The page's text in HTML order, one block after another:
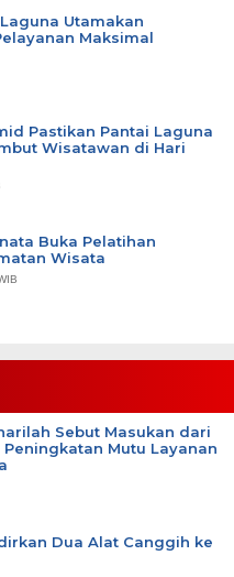
Utamakan
Maksimal
Pastikan Pantai Laguna
Wisatawan di Hari
Buka Pelatihan
Wisata
Sebut Masukan dari
Peningkatan Mutu Layanan
Dua Alat Canggih ke